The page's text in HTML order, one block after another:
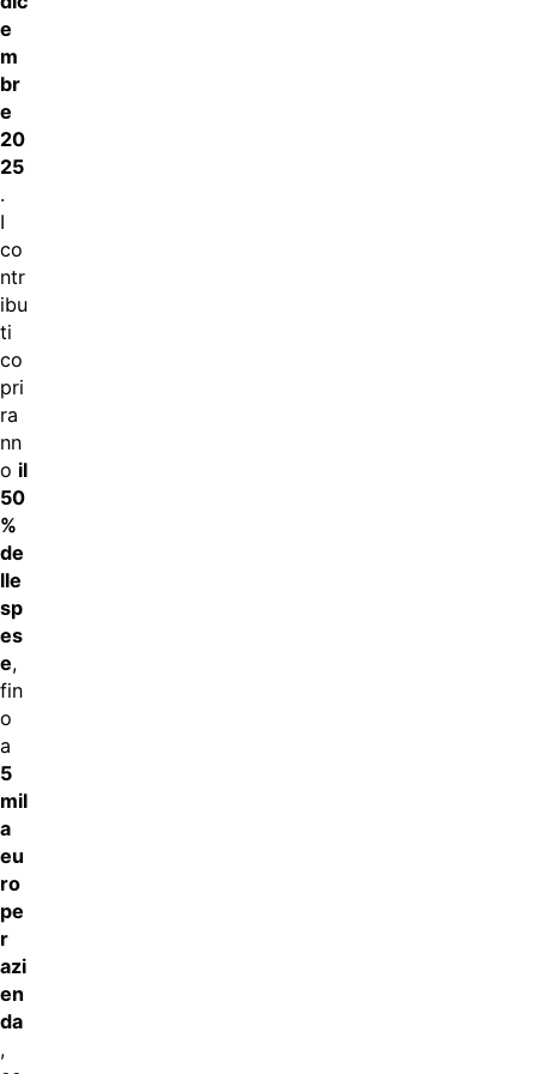
e
m
br
e
20
25
.
I
co
ntr
ibu
ti
co
pri
ra
nn
o il
50
%
de
lle
sp
es
e,
fin
o
a
5
mil
a
eu
ro
pe
r
azi
en
da
,